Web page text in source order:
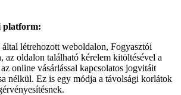
platform:
létrehozott weboldalon, Fogyasztói
az oldalon található kérelem kitöltésével a
online vásárlással kapcsolatos jogvitáit
nélkül. Ez is egy módja a távolsági korlátok